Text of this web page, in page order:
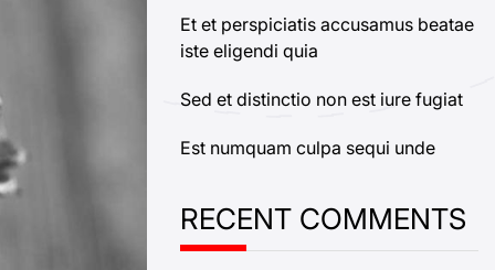
Et et perspiciatis accusamus beatae
iste eligendi quia
Sed et distinctio non est iure fugiat
Est numquam culpa sequi unde
RECENT COMMENTS